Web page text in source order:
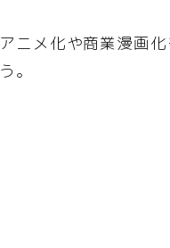
アニメ化や商業漫画
う。